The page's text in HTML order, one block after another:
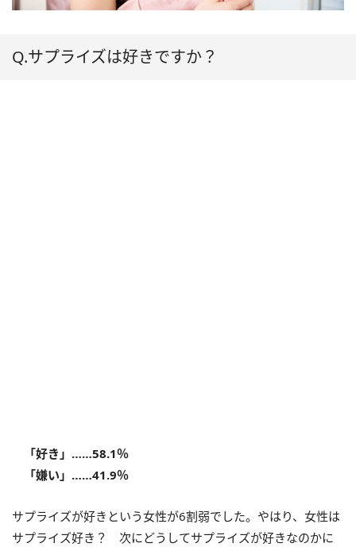
Q.サプライズは好きですか？
「好き」……58.1％
「嫌い」……41.9％
サプライズが好きという女性が6割弱でした。やはり、女性は
サプライズ好き？ 次にどうしてサプライズが好きなのかに